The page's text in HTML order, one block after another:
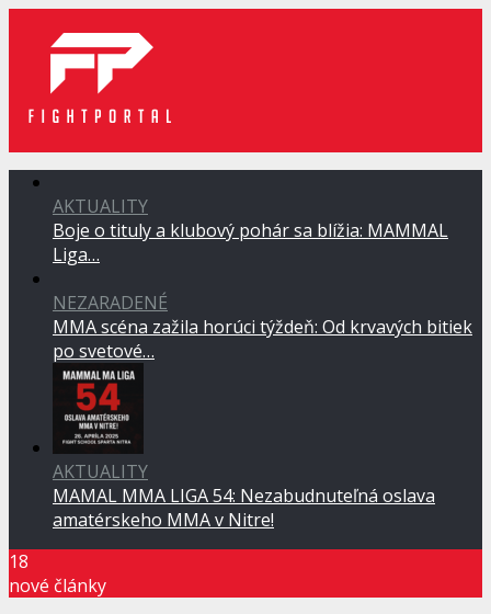
AKTUALITY
Boje o tituly a klubový pohár sa blížia: MAMMAL
Liga…
NEZARADENÉ
MMA scéna zažila horúci týždeň: Od krvavých bitiek
po svetové…
AKTUALITY
MAMAL MMA LIGA 54: Nezabudnuteľná oslava
amatérskeho MMA v Nitre!
18
nové články